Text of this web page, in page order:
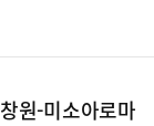
창원-미소아로마